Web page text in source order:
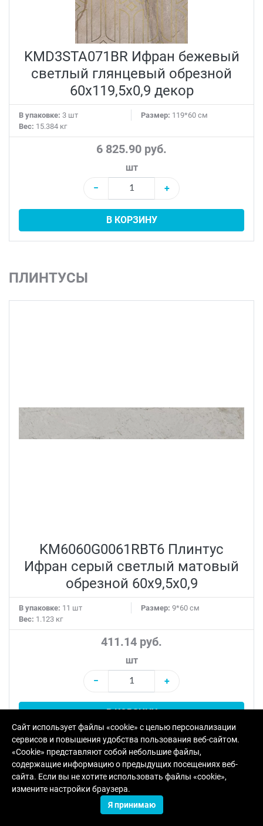
KMD3STA071BR Ифран бежевый
светлый глянцевый обрезной
60x119,5x0,9 декор
В упаковке: 3 шт Размер: 119*60 см
Вес: 15.384 кг
6 825.90 руб.
шт
−
+
В КОРЗИНУ
ПЛИНТУСЫ
KM6060G0061RBT6 Плинтус
Ифран серый светлый матовый
обрезной 60x9,5x0,9
В упаковке: 11 шт Размер: 9*60 см
Вес: 1.123 кг
411.14 руб.
шт
−
+
В КОРЗИНУ
Сайт использует файлы «cookie» с целью персонализации
сервисов и повышения удобства пользования веб-сайтом.
«Cookie» представляют собой небольшие файлы,
содержащие информацию о предыдущих посещениях веб-
сайта. Если вы не хотите использовать файлы «cookie»,
измените настройки браузера.
Я принимаю